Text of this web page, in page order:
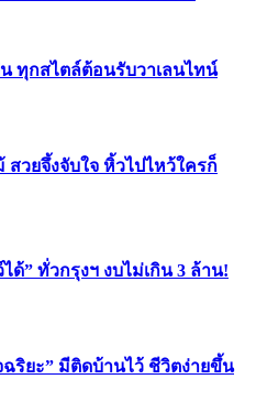
ทุกสไตล์ต้อนรับวาเลนไทน์
สวยจึ้งจับใจ หิ้วไปไหว้ใครก็
ด้” ทั่วกรุงฯ งบไม่เกิน 3 ล้าน!
ฉริยะ” มีติดบ้านไว้ ชีวิตง่ายขึ้น